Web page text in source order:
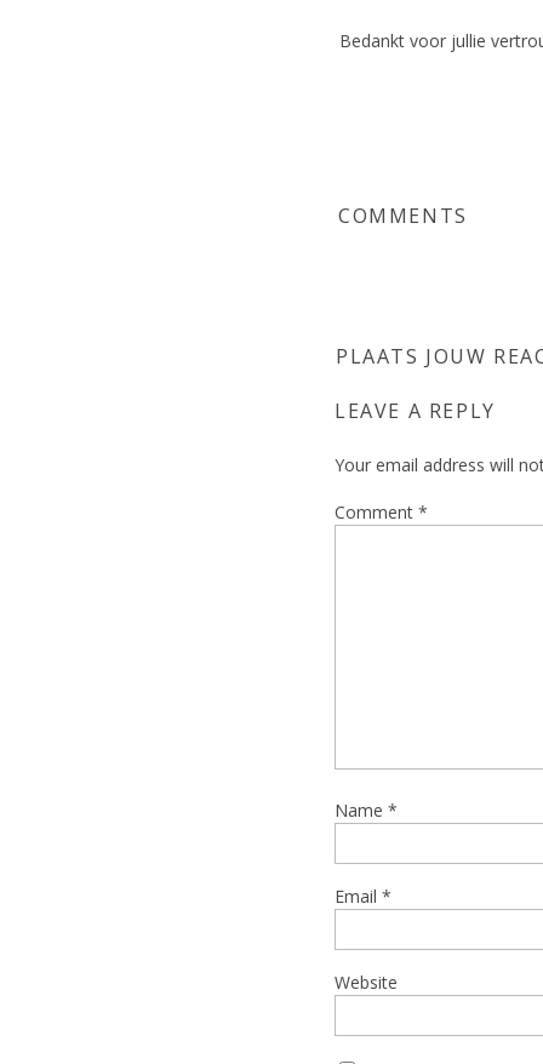
Bedankt voor jullie
COMMENTS
PLAATS JOUW
LEAVE A REPLY
Your email address will
Comment *
Name *
Email *
Website